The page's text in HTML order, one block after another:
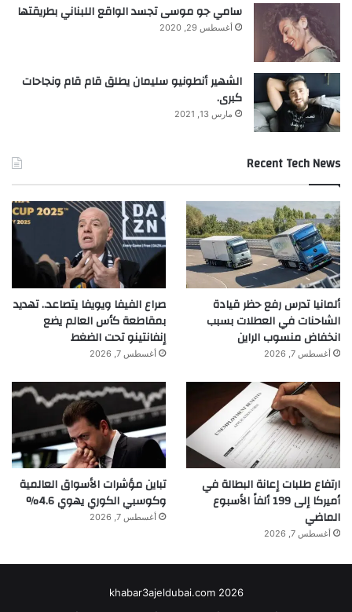
سامي جو موسى تجسد الواقع اللبناني بطريقتها
أغسطس 29, 2020
الشهير أنطونيو سليمان يطلق قام قام ونجاحات
كبرى.
مارس 13, 2021
Recent Tech News
ألمانيا تدرس رفع حظر قيادة
الشاحنات في العطلات بسبب
انخفاض منسوب الراين
أغسطس 7, 2026
صراع الفيفا ويويفا يتصاعد.. تهديد
بمقاطعة كأس العالم يضع
إنفانتينو تحت الضغط
أغسطس 7, 2026
ارتفاع طلبات إعانة البطالة في
أميركا إلى 199 ألفاً الأسبوع
الماضي
أغسطس 7, 2026
تباين مؤشرات الأسواق العالمية
وكوسبي الكوري يهوي 4.6%
أغسطس 7, 2026
khabar3ajeldubai.com 2026